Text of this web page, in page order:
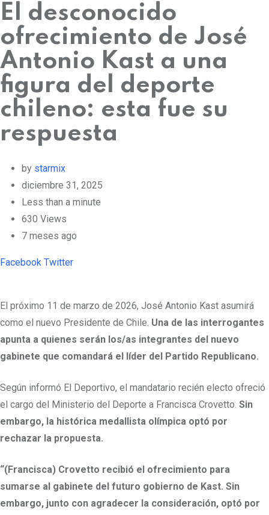
El desconocido
ofrecimiento de José
Antonio Kast a una
figura del deporte
chileno: esta fue su
respuesta
by starmix
diciembre 31, 2025
Less than a minute
630 Views
7 meses ago
Facebook Twitter
El próximo 11 de marzo de 2026, José Antonio Kast asumirá
como el nuevo Presidente de Chile. Una de las interrogantes
apunta a quienes serán los/as integrantes del nuevo
gabinete que comandará el líder del Partido Republicano.
Según informó El Deportivo, el mandatario recién electo ofreció
el cargo del Ministerio del Deporte a Francisca Crovetto. Sin
embargo, la histórica medallista olímpica optó por
rechazar la propuesta.
“(Francisca) Crovetto recibió el ofrecimiento para
sumarse al gabinete del futuro gobierno de Kast. Sin
embargo, junto con agradecer la consideración, optó por